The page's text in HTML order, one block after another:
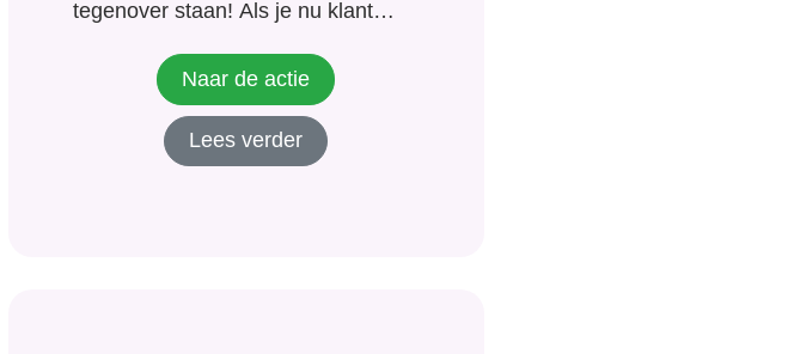
tegenover staan! Als je nu klant
cadeau naar keuze bij
VastePrijsEnergie tot 1 jaar.
Verstuur je aanvraag voor energie
Naar de actie
Lees verder